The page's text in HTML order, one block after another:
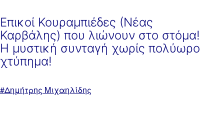
Επικοί Κουραμπιέδες (Νέας
Καρβάλης) που λιώνουν στο στόμα!
Η μυστική συνταγή χωρίς πολύωρο
χτύπημα!
ΜεΔημήτρης Μιχαηλίδης